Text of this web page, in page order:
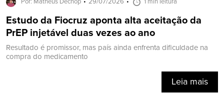
Por: Matheus Decnop 29/07/2026 1 min leitura
Estudo da Fiocruz aponta alta aceitação da
PrEP injetável duas vezes ao ano
Resultado é promissor, mas país ainda enfrenta dificuldade na
compra do medicamento
Leia mais